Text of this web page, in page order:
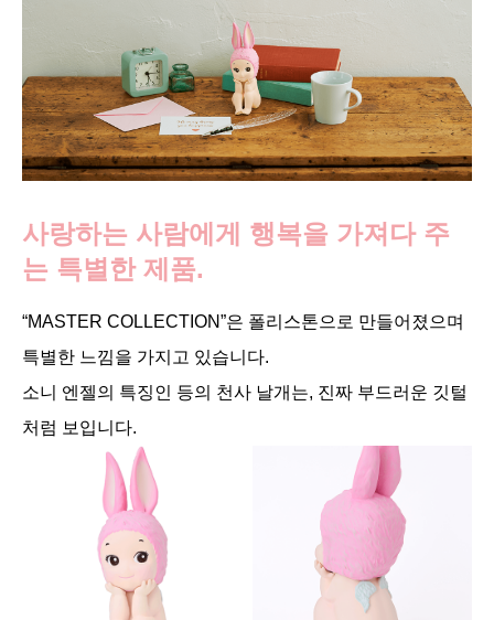
사랑하는 사람에게 행복을 가져다 주
는 특별한 제품.
“MASTER COLLECTION”은 폴리스톤으로 만들어졌으며
특별한 느낌을 가지고 있습니다.
소니 엔젤의 특징인 등의 천사 날개는, 진짜 부드러운 깃털
처럼 보입니다.